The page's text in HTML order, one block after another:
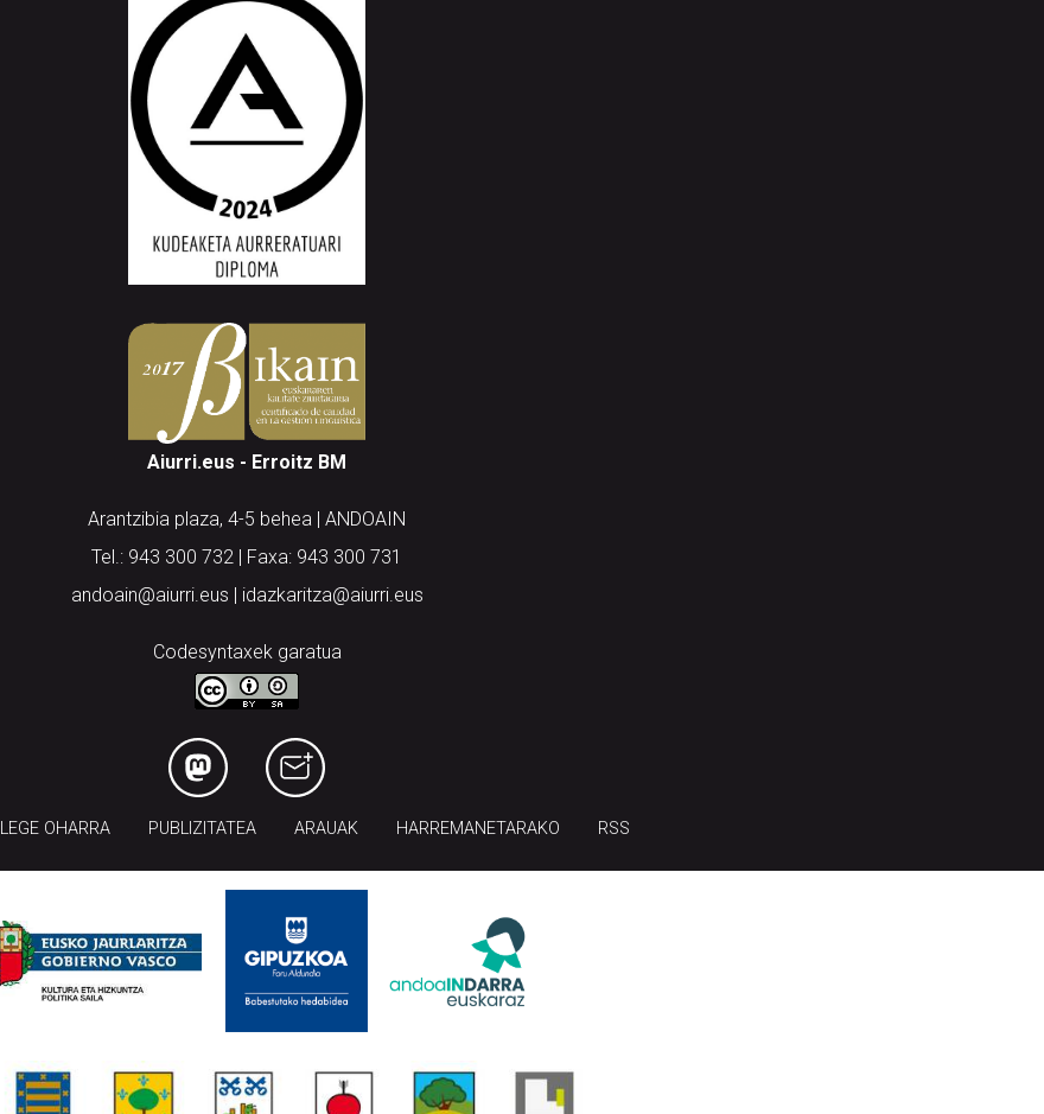
Aiurri.eus - Erroitz BM
Arantzibia plaza, 4-5 behea | ANDOAIN
Tel.: 943 300 732 | Faxa: 943 300 731
andoain@aiurri.eus | idazkaritza@aiurri.eus
Codesyntaxek garatua
LEGE OHARRA PUBLIZITATEA ARAUAK HARREMANETARAKO RSS